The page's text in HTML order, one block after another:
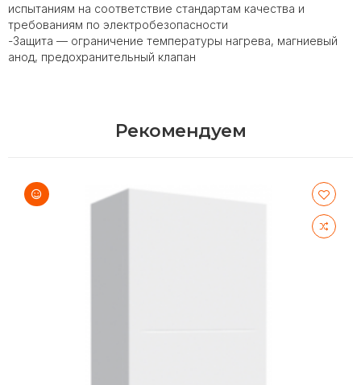
испытаниям на соответствие стандартам качества и
требованиям по электробезопасности
-Защита — ограничение температуры нагрева, магниевый
анод, предохранительный клапан
Рекомендуем